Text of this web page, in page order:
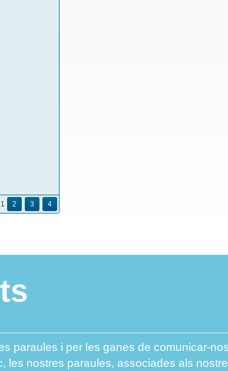
1 2 3 4
paraules i per les ganes de comunicar-
les nostres paraules, associades als